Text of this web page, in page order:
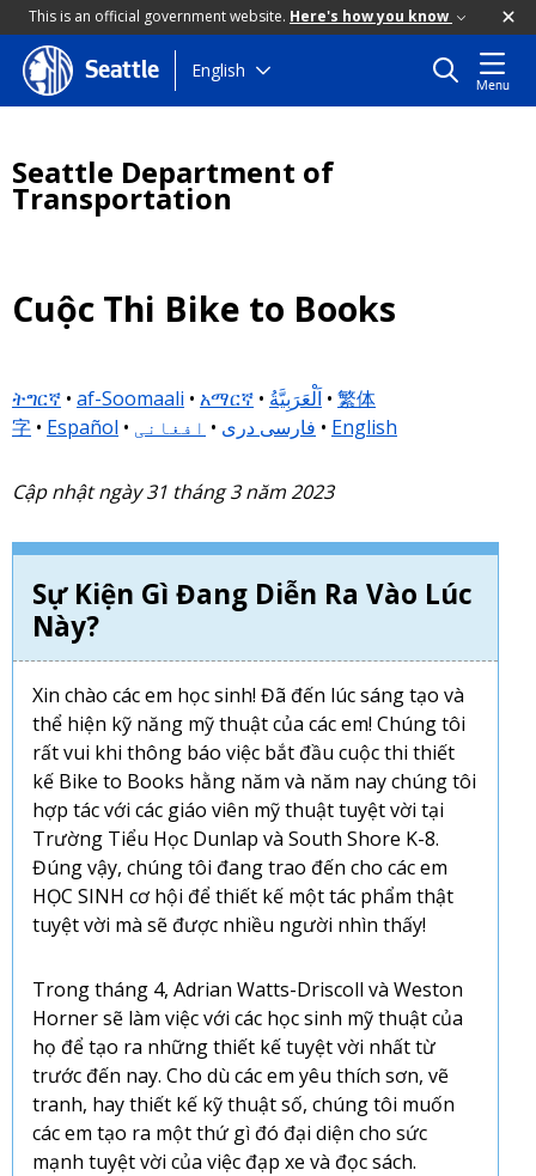
This is an official government website. Here's how you know
Skip
to
Seattle English
Menu
Seattle Department of
Transportation
Cuộc Thi Bike to Books
ትግርኛ • af-Soomaali • አማርኛ • اَلْعَرَبِيَّةُ • 繁体
字 • Español • فارسی دری • افغانی • English
Cập nhật ngày 31 tháng 3 năm 2023
Sự Kiện Gì Đang Diễn Ra Vào Lúc
Này?
Xin chào các em học sinh! Đã đến lúc sáng tạo và
thể hiện kỹ năng mỹ thuật của các em! Chúng tôi
rất vui khi thông báo việc bắt đầu cuộc thi thiết
kế Bike to Books hằng năm và năm nay chúng tôi
hợp tác với các giáo viên mỹ thuật tuyệt vời tại
Trường Tiểu Học Dunlap và South Shore K-8.
Đúng vậy, chúng tôi đang trao đến cho các em
HỌC SINH cơ hội để thiết kế một tác phẩm thật
tuyệt vời mà sẽ được nhiều người nhìn thấy!
Trong tháng 4, Adrian Watts-Driscoll và Weston
Horner sẽ làm việc với các học sinh mỹ thuật của
họ để tạo ra những thiết kế tuyệt vời nhất từ
trước đến nay. Cho dù các em yêu thích sơn, vẽ
tranh, hay thiết kế kỹ thuật số, chúng tôi muốn
các em tạo ra một thứ gì đó đại diện cho sức
mạnh tuyệt vời của việc đạp xe và đọc sách.